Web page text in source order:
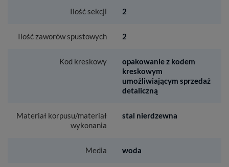
Ilość sekcji 2
Ilość zaworów spustowych 2
Kod kreskowy
opakowanie z kodem
kreskowym
umożliwiającym sprzedaż
detaliczną
Materiał korpusu/materiał
wykonania
stal nierdzewna
Media woda